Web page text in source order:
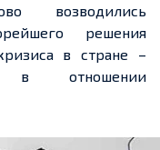
возводились
решения
в стране –
в отношении